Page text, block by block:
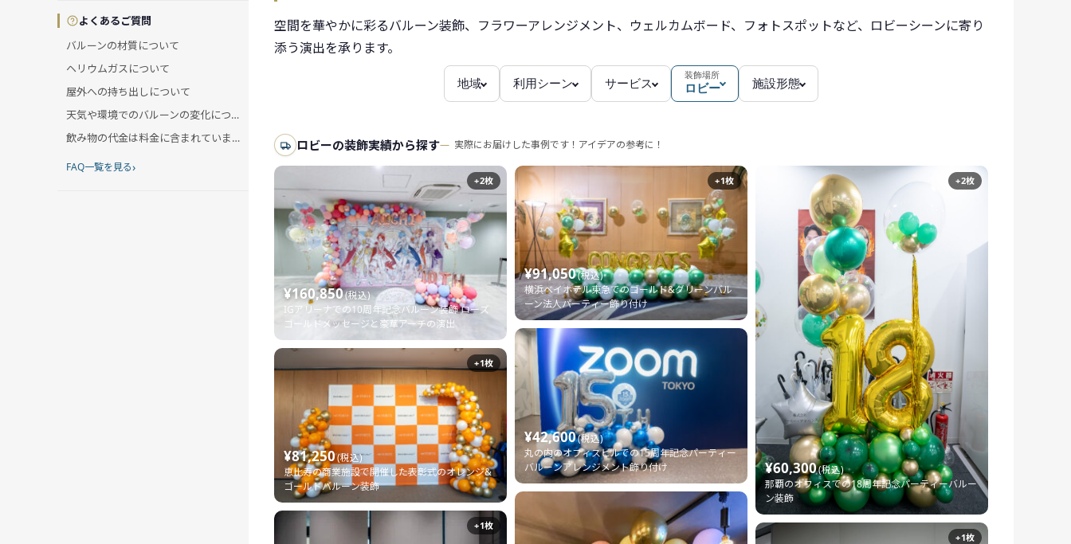
よくあるご質問
バルーンの材質について
ヘリウムガスについて
屋外への持ち出しについて
天気や環境でのバルーンの変化について
飲み物の代金は料金に含まれていますか?
FAQ一覧を見る›
空間を華やかに彩るバルーン装飾、フラワーアレンジメント、ウェルカムボード、フォトスポットなど、ロビーシーンに寄り
添う演出を承ります。
地域 利用シーン サービス
装飾場所
ロビー 施設形態
ロビーの装飾実績から探す 実際にお届けした事例です！アイデアの参考に！
+2枚
¥160,850(税込)
IGアリーナでの10周年記念バルーン装飾 ローズ
ゴールドメッセージと豪華アーチの演出
+1枚
¥91,050(税込)
横浜ベイホテル東急でのゴールド&グリーンバル
ーン法人パーティー飾り付け
+2枚
¥60,300(税込)
那覇のオフィスでの18周年記念パーティーバルー
ン装飾
¥42,600(税込)
丸の内のオフィスビルでの15周年記念パーティー
バルーンアレンジメント飾り付け
+1枚
¥81,250(税込)
恵比寿の商業施設で開催した表彰式のオレンジ&
ゴールドバルーン装飾
+1枚
+1枚